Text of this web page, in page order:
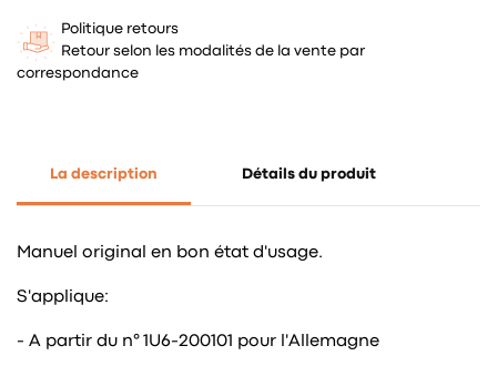
Politique retours
Retour selon les modalités de la vente par
correspondance
La description Détails du produit
Manuel original en bon état d'usage.
S'applique:
- A partir du n° 1U6-200101 pour l'Allemagne